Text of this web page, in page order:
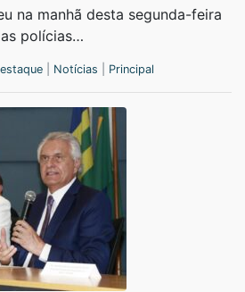
na manhã desta segunda-feira
polícias…
Notícias Principal